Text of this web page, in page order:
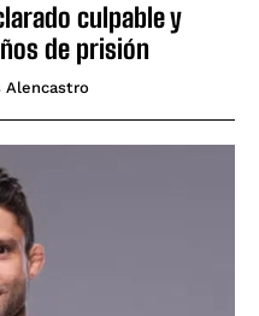
culpable y
de prisión
Alencastro